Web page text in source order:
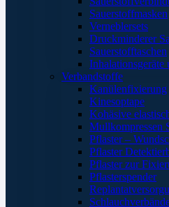
Sauerstoffmasken
Verneblersets
Druckminderer
Sauerstofftaschen
Inhalationsgeräte
Verbandstoffe
Kanülenfixierung
Kinesoptape
Kohäsive
Mullkompressen
Pflaster –
Pflaster
Pflaster zur
Pflasterspender